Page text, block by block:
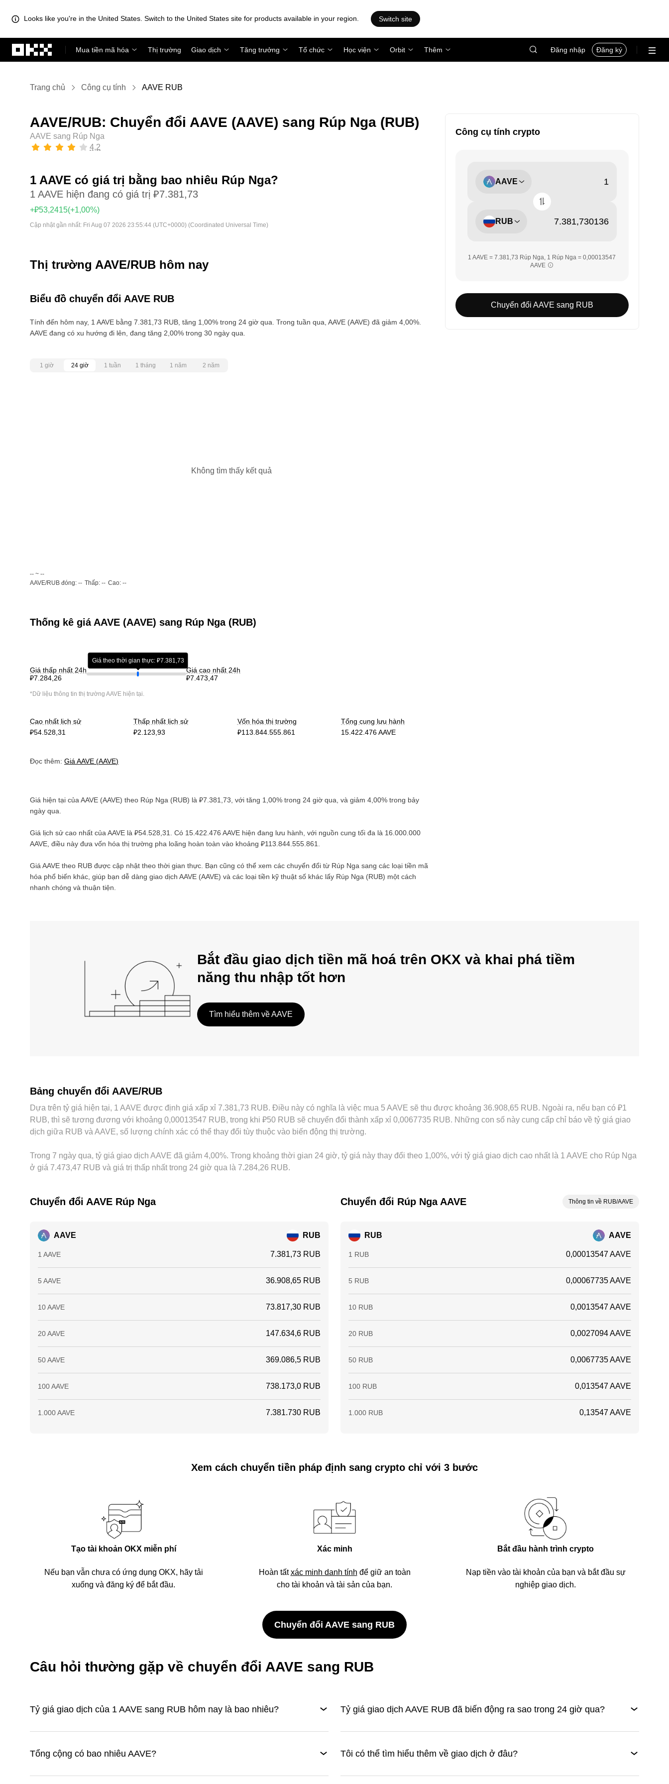
Looks like you're in the United States. Switch to the United States site for products available in your region. Switch site
Mua tiền mã hóa
Thị trường Giao dịch Tăng trưởng Tổ chức Học viện Orbit Thêm Đăng nhập Đăng ký
Trang chủ Công cụ tính AAVE RUB
AAVE/RUB: Chuyển đổi AAVE (AAVE) sang Rúp Nga (RUB)
AAVE sang Rúp Nga
4,2
1 AAVE có giá trị bằng bao nhiêu Rúp Nga?
1 AAVE hiện đang có giá trị ₽7.381,73
+₽53,2415(+1,00%)
Cập nhật gần nhất: Fri Aug 07 2026 23:55:44 (UTC+0000) (Coordinated Universal Time)
Thị trường AAVE/RUB hôm nay
Biểu đồ chuyển đổi AAVE RUB
Tính đến hôm nay, 1 AAVE bằng 7.381,73 RUB, tăng 1,00% trong 24 giờ qua. Trong tuần qua, AAVE (AAVE) đã giảm 4,00%.
AAVE đang có xu hướng đi lên, đang tăng 2,00% trong 30 ngày qua.
1 giờ 24 giờ 1 tuần 1 tháng 1 năm 2 năm
Không tìm thấy kết quả
-- ~ --
AAVE/RUB đóng: -- Thấp: -- Cao: --
Thống kê giá AAVE (AAVE) sang Rúp Nga (RUB)
Giá thấp nhất 24h
₽7.284,26
Giá theo thời gian thực: ₽7.381,73
Giá cao nhất 24h
₽7.473,47
*Dữ liệu thông tin thị trường AAVE hiện tại.
Cao nhất lịch sử
₽54.528,31
Thấp nhất lịch sử
₽2.123,93
Vốn hóa thị trường
₽113.844.555.861
Tổng cung lưu hành
15.422.476 AAVE
Đọc thêm: Giá AAVE (AAVE)
Giá hiện tại của AAVE (AAVE) theo Rúp Nga (RUB) là ₽7.381,73 , với tăng 1,00% trong 24 giờ qua, và giảm 4,00% trong bảy
ngày qua.
Giá lịch sử cao nhất của AAVE là ₽54.528,31 . Có 15.422.476 AAVE hiện đang lưu hành, với nguồn cung tối đa là 16.000.000
AAVE , điều này đưa vốn hóa thị trường pha loãng hoàn toàn vào khoảng ₽113.844.555.861
Giá AAVE theo RUB được cập nhật theo thời gian thực. Bạn cũng có thể xem các chuyển đổi từ Rúp Nga sang các loại tiền mã
hóa phổ biến khác, giúp bạn dễ dàng giao dịch AAVE (AAVE) và các loại tiền kỹ thuật số khác lấy Rúp Nga (RUB) một cách
nhanh chóng và thuận tiện.
Công cụ tính crypto
AAVE
RUB
1 AAVE = 7.381,73 Rúp Nga, 1 Rúp Nga = 0,00013547
AAVE
Chuyển đổi AAVE sang RUB
Bắt đầu giao dịch tiền mã hoá trên OKX và khai phá tiềm
năng thu nhập tốt hơn
Tìm hiểu thêm về AAVE
Bảng chuyển đổi AAVE/RUB
Dựa trên tỷ giá hiện tại, 1 AAVE được định giá xấp xỉ 7.381,73 RUB. Điều này có nghĩa là việc mua 5 AAVE sẽ thu được khoảng 36.908,65 RUB. Ngoài ra, nếu bạn có ₽1
RUB, thì sẽ tương đương với khoảng 0,00013547 RUB, trong khi ₽50 RUB sẽ chuyển đổi thành xấp xỉ 0,0067735 RUB. Những con số này cung cấp chỉ báo về tỷ giá giao
dịch giữa RUB và AAVE, số lượng chính xác có thể thay đổi tùy thuộc vào biến động thị trường.
Trong 7 ngày qua, tỷ giá giao dịch AAVE đã giảm 4,00%. Trong khoảng thời gian 24 giờ, tỷ giá này thay đổi theo 1,00%, với tỷ giá giao dịch cao nhất là 1 AAVE cho Rúp Nga
ở giá 7.473,47 RUB và giá trị thấp nhất trong 24 giờ qua là 7.284,26 RUB.
Chuyển đổi AAVE Rúp Nga
AAVE RUB
1 AAVE 7.381,73 RUB
5 AAVE 36.908,65 RUB
10 AAVE 73.817,30 RUB
20 AAVE 147.634,6 RUB
50 AAVE 369.086,5 RUB
100 AAVE 738.173,0 RUB
1.000 AAVE 7.381.730 RUB
Chuyển đổi Rúp Nga AAVE Thông tin về RUB/AAVE
RUB AAVE
1 RUB 0,00013547 AAVE
5 RUB 0,00067735 AAVE
10 RUB 0,0013547 AAVE
20 RUB 0,0027094 AAVE
50 RUB 0,0067735 AAVE
100 RUB 0,013547 AAVE
1.000 RUB 0,13547 AAVE
Xem cách chuyển tiền pháp định sang crypto chỉ với 3 bước
Tạo tài khoản OKX miễn phí
Nếu bạn vẫn chưa có ứng dụng OKX, hãy tải
xuống và đăng ký để bắt đầu.
Xác minh
Hoàn tấtxác minh danh tính để giữ an toàn
cho tài khoản và tài sản của bạn.
Bắt đầu hành trình crypto
Nạp tiền vào tài khoản của bạn và bắt đầu sự
nghiệp giao dịch.
Chuyển đổi AAVE sang RUB
Câu hỏi thường gặp về chuyển đổi AAVE sang RUB
Tỷ giá giao dịch của 1 AAVE sang RUB hôm nay là bao nhiêu? Tỷ giá giao dịch AAVE RUB đã biến động ra sao trong 24 giờ qua?
Tổng cộng có bao nhiêu AAVE? Tôi có thể tìm hiểu thêm về giao dịch ở đâu?